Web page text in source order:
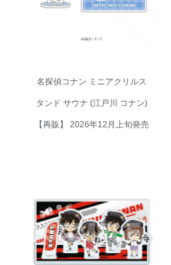
名探偵コナン ミニアクリルス
タンド サウナ (江戸川 コナン)
【再販】 2026年12月上旬発売
名探偵コナン ジオラマアクリル
スタンドA チェッカーフラッグ①
(コナン/蘭/灰原/世良)【再販】
2026年10月上旬発売